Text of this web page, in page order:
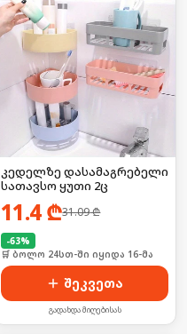
კედელზე დასამაგრებელი
სათავსო ყუთი 2ც
11.4₾31.09₾
-63%
🛒 ბოლო 24სთ-ში იყიდა 16-მა
შეკვეთა
გადახდა მიღებისას